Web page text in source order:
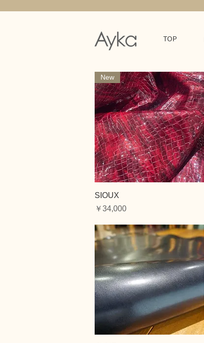
TOP
New
SIOUX
価格
￥34,000